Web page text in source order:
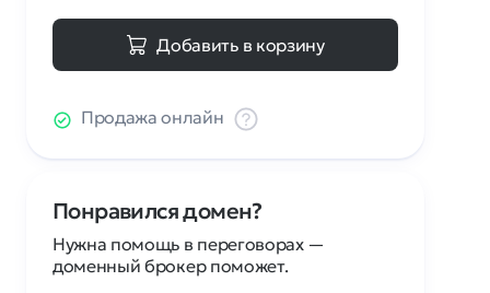
Добавить в корзину
Продажа онлайн
Понравился домен?
Нужна помощь в переговорах —
доменный брокер поможет.